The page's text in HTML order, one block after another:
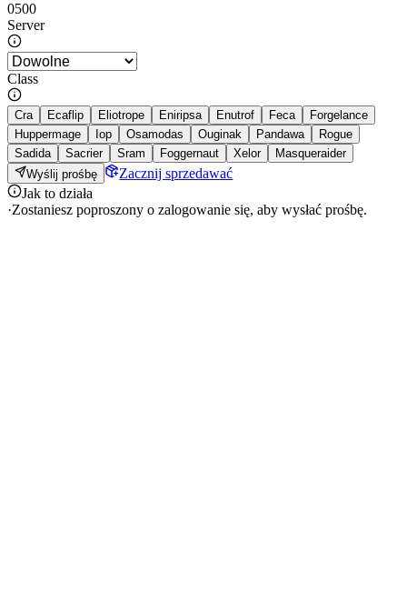
0500
Server
Class
Cra Ecaflip Eliotrope Eniripsa Enutrof Feca
Forgelance
Huppermage
Iop Osamodas Ouginak Pandawa
Rogue
Sadida
Sacrier Sram Foggernaut Xelor
Masqueraider
Wyślij prośbę
Zacznij sprzedawać
Jak to działa
·Zostaniesz poproszony o zalogowanie się, aby wysłać prośbę.